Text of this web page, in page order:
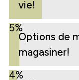
vie!
5%
Options de
magasiner!
4%